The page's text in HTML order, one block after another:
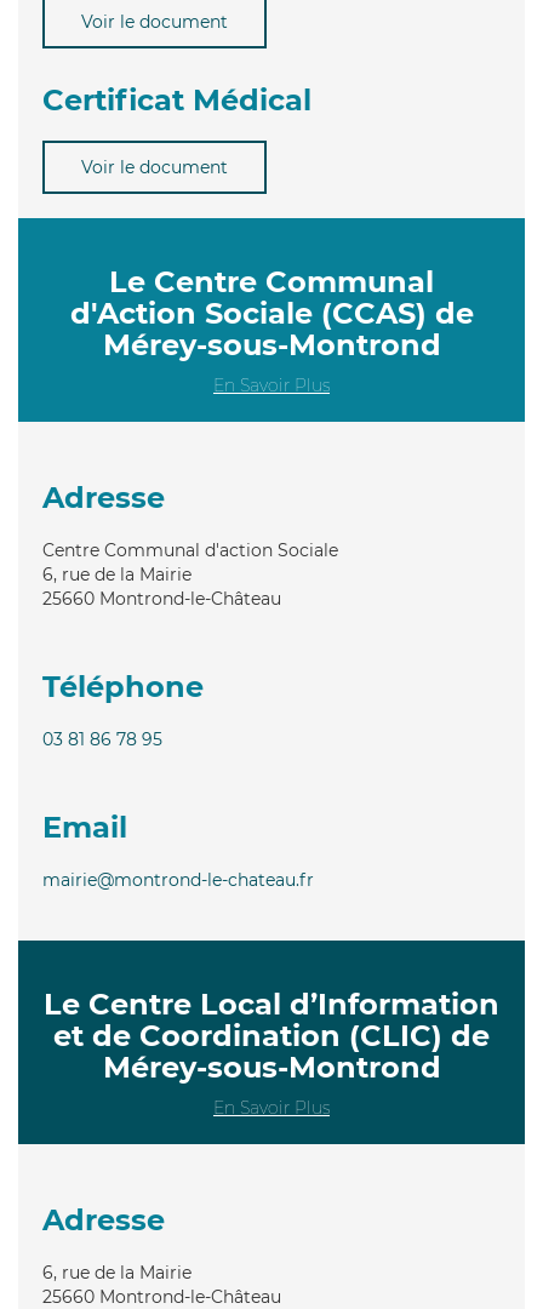
Voir le document
Certificat Médical
Voir le document
Le Centre Communal
d'Action Sociale (CCAS) de
Mérey-sous-Montrond
En Savoir Plus
Adresse
Centre Communal d'action Sociale
6, rue de la Mairie
25660 Montrond-le-Château
Téléphone
03 81 86 78 95
Email
mairie@montrond-le-chateau.fr
Le Centre Local d’Information
et de Coordination (CLIC) de
Mérey-sous-Montrond
En Savoir Plus
Adresse
6, rue de la Mairie
25660 Montrond-le-Château